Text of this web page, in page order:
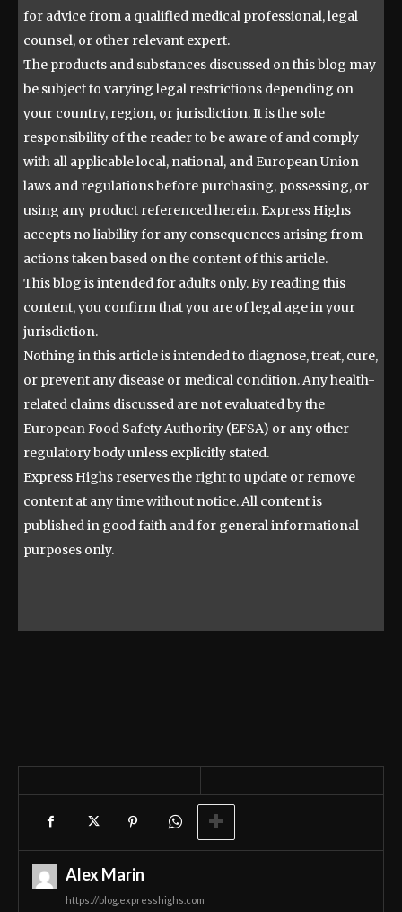
for advice from a qualified medical professional, legal
counsel, or other relevant expert.
The products and substances discussed on this blog may
be subject to varying legal restrictions depending on
your country, region, or jurisdiction. It is the sole
responsibility of the reader to be aware of and comply
with all applicable local, national, and European Union
laws and regulations before purchasing, possessing, or
using any product referenced herein. Express Highs
accepts no liability for any consequences arising from
actions taken based on the content of this article.
This blog is intended for adults only. By reading this
content, you confirm that you are of legal age in your
jurisdiction.
Nothing in this article is intended to diagnose, treat, cure,
or prevent any disease or medical condition. Any health-
related claims discussed are not evaluated by the
European Food Safety Authority (EFSA) or any other
regulatory body unless explicitly stated.
Express Highs reserves the right to update or remove
content at any time without notice. All content is
published in good faith and for general informational
purposes only.
Alex Marin
https://blog.expresshighs.com